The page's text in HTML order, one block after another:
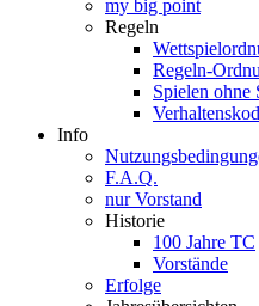
my big point
Regeln
Regeln-
Spielen ohne
Info
F.A.Q.
nur Vorstand
Historie
100 Jahre TC
Vorstände
Erfolge